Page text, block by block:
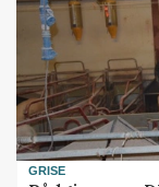
GRISE